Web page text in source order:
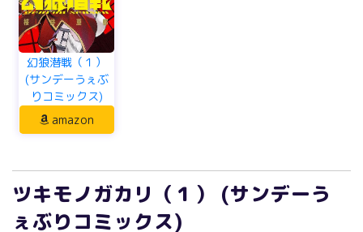
幻狼潜戦（１）
(サンデーうぇぶ
りコミックス)
amazon
ツキモノガカリ（１） (サンデーう
ぇぶりコミックス)